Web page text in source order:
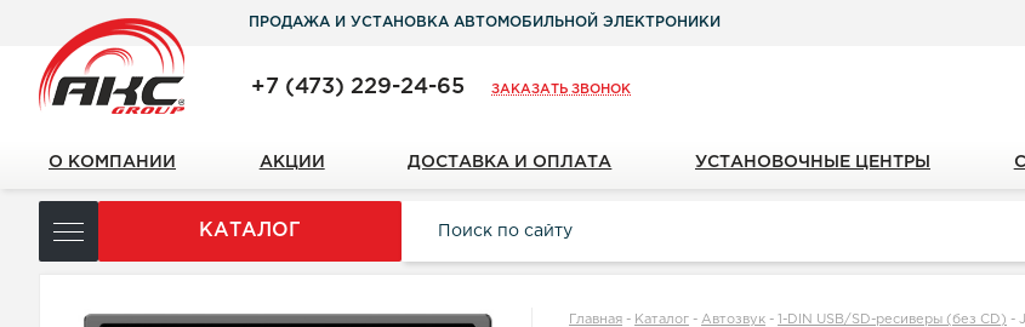
ПРОДАЖА И УСТАНОВКА АВТОМОБИЛЬНОЙ ЭЛЕКТРОНИКИ
+7 (473) 229-24-65 ЗАКАЗАТЬ ЗВОНОК
О КОМПАНИИ АКЦИИ ДОСТАВКА И ОПЛАТА УСТАНОВОЧНЫЕ ЦЕНТРЫ
КАТАЛОГ
Главная - Каталог -Автозвук - 1-DIN USB/SD-ресиверы (без CD) -